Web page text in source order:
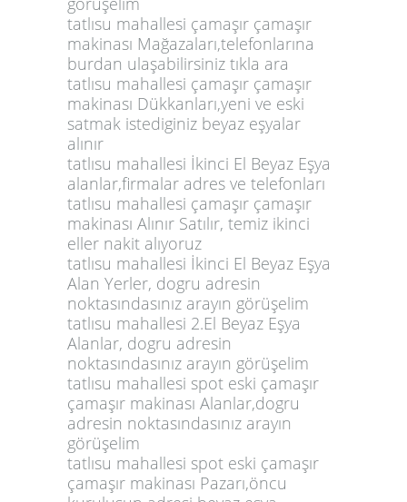
tatlısu mahallesi çamaşır çamaşır
makinası Mağazaları,telefonlarına
burdan ulaşabilirsiniz tıkla ara
tatlısu mahallesi çamaşır çamaşır
makinası Dükkanları,yeni ve eski
satmak istediginiz beyaz eşyalar
alınır
tatlısu mahallesi İkinci El Beyaz Eşya
alanlar,firmalar adres ve telefonları
tatlısu mahallesi çamaşır çamaşır
makinası Alınır Satılır, temiz ikinci
eller nakit alıyoruz
tatlısu mahallesi İkinci El Beyaz Eşya
Alan Yerler, dogru adresin
noktasındasınız arayın görüşelim
tatlısu mahallesi 2.El Beyaz Eşya
Alanlar, dogru adresin
noktasındasınız arayın görüşelim
tatlısu mahallesi spot eski çamaşır
çamaşır makinası Alanlar,dogru
adresin noktasındasınız arayın
görüşelim
tatlısu mahallesi spot eski çamaşır
çamaşır makinası Pazarı,öncu